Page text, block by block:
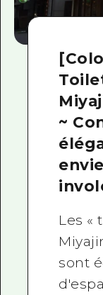
~
Les «
sont